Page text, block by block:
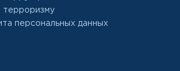
терроризму
персональных данных